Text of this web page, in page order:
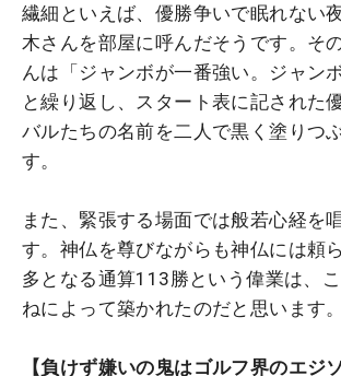
繊細といえば、優勝争いで眠れない
木さんを部屋に呼んだそうです。そ
んは「ジャンボが一番強い。ジャン
と繰り返し、スタート表に記された
バルたちの名前を二人で黒く塗りつ
す。
また、緊張する場面では般若心経を
す。神仏を尊びながらも神仏には頼
多となる通算113勝という偉業は、
ねによって築かれたのだと思います。
【負けず嫌いの鬼はゴルフ界のエジソ